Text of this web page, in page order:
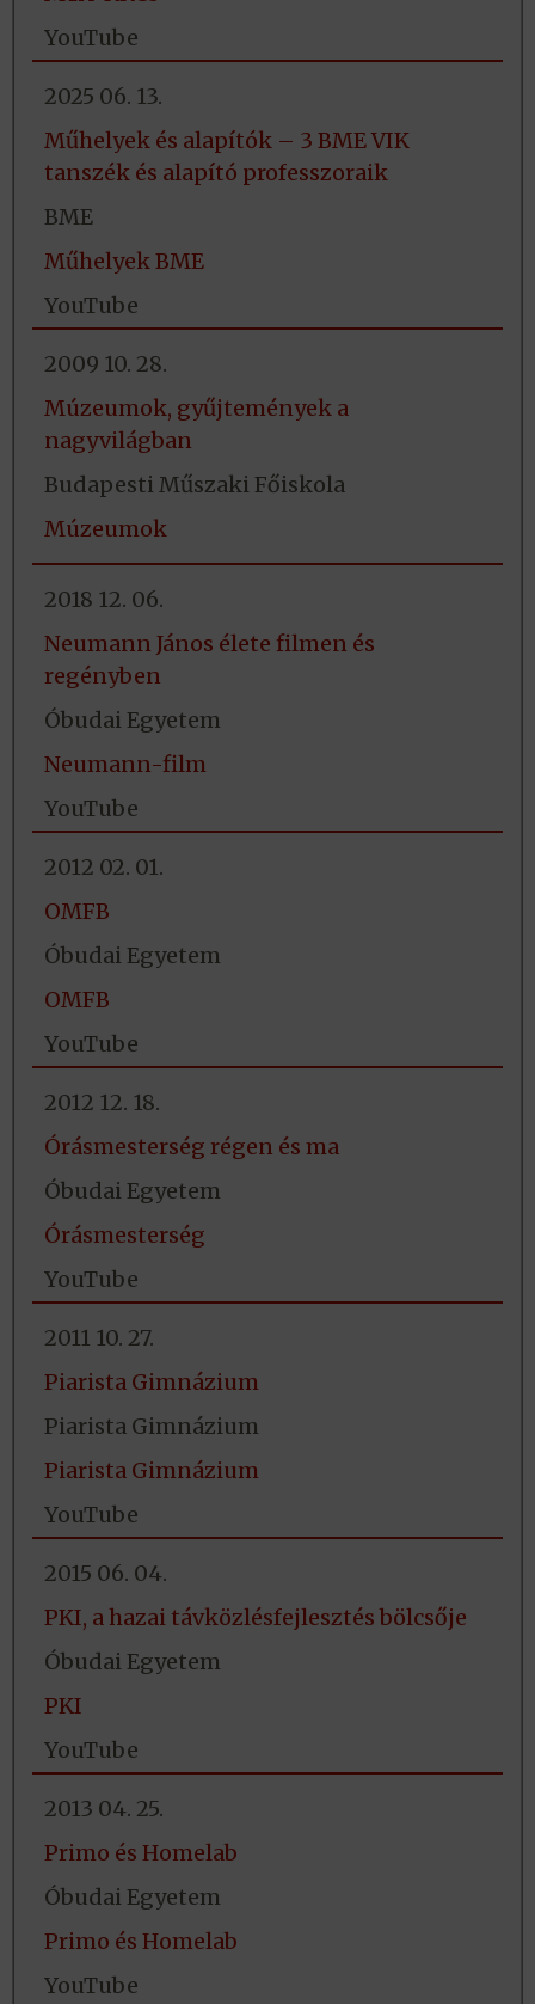
YouTube
2025 06. 13.
Műhelyek és alapítók – 3 BME VIK
tanszék és alapító professzoraik
BME
Műhelyek BME
YouTube
2009 10. 28.
Múzeumok, gyűjtemények a
nagyvilágban
Budapesti Műszaki Főiskola
Múzeumok
2018 12. 06.
Neumann János élete filmen és
regényben
Óbudai Egyetem
Neumann-film
YouTube
2012 02. 01.
OMFB
Óbudai Egyetem
OMFB
YouTube
2012 12. 18.
Órásmesterség régen és ma
Óbudai Egyetem
Órásmesterség
YouTube
2011 10. 27.
Piarista Gimnázium
Piarista Gimnázium
Piarista Gimnázium
YouTube
2015 06. 04.
PKI, a hazai távközlésfejlesztés bölcsője
Óbudai Egyetem
PKI
YouTube
2013 04. 25.
Primo és Homelab
Óbudai Egyetem
Primo és Homelab
YouTube